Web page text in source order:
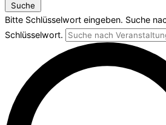
Suche
Bitte Schlüsselwort eingeben. Suche
Schlüsselwort.